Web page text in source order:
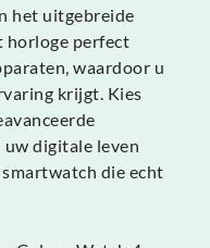
het uitgebreide
horloge perfect
waardoor u
krijgt. Kies
uw digitale leven
die echt